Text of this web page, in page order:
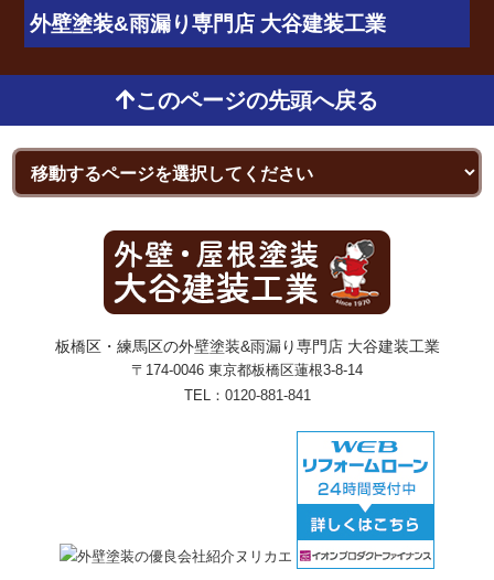
外壁塗装&雨漏り専門店 大谷建装工業
このページの先頭へ戻る
板橋区・練馬区の外壁塗装&雨漏り専門店 大谷建装工業
〒174-0046 東京都板橋区蓮根3-8-14
TEL： 0120-881-841